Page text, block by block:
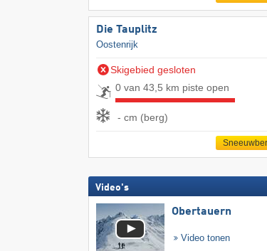
Die Tauplitz
Oostenrijk
Skigebied gesloten
0 van 43,5 km piste open
- cm (berg)
Video's
Obertauern
Video tonen